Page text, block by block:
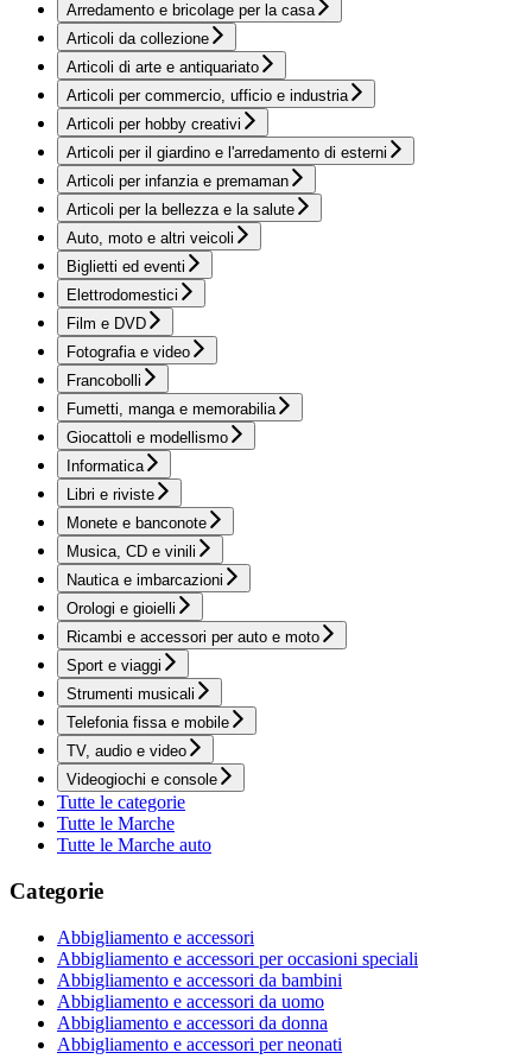
Arredamento e bricolage per la casa
Articoli da collezione
Articoli di arte e antiquariato
Articoli per commercio, ufficio e industria
Articoli per hobby creativi
Articoli per il giardino e l'arredamento di esterni
Articoli per infanzia e premaman
Articoli per la bellezza e la salute
Auto, moto e altri veicoli
Biglietti ed eventi
Elettrodomestici
Film e DVD
Fotografia e video
Francobolli
Fumetti, manga e memorabilia
Giocattoli e modellismo
Informatica
Libri e riviste
Monete e banconote
Musica, CD e vinili
Nautica e imbarcazioni
Orologi e gioielli
Ricambi e accessori per auto e moto
Sport e viaggi
Strumenti musicali
Telefonia fissa e mobile
TV, audio e video
Videogiochi e console
Tutte le categorie
Tutte le Marche
Tutte le Marche auto
Categorie
Abbigliamento e accessori
Abbigliamento e accessori per occasioni speciali
Abbigliamento e accessori da bambini
Abbigliamento e accessori da uomo
Abbigliamento e accessori da donna
Abbigliamento e accessori per neonati